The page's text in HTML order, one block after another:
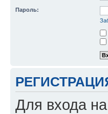
Пароль:
Для входа